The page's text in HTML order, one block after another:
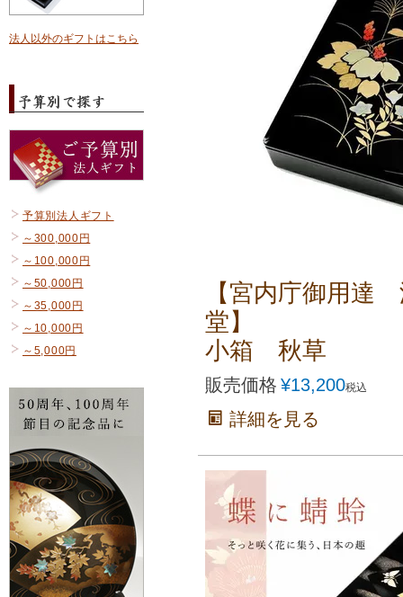
法人以外のギフトはこちら
予算別法人ギフト
～300,000円
～100,000円
～50,000円
～35,000円
～10,000円
～5,000円
【宮内庁御用達
堂】
小箱 秋草
販売価格 ¥13,200税込
詳細を見る